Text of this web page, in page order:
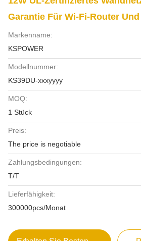
Garantie Für Wi-Fi-Router
Markenname:
KSPOWER
Modellnummer:
KS39DU-xxxyyyy
MOQ:
1 Stück
Preis:
The price is negotiable
Zahlungsbedingungen:
T/T
Lieferfähigkeit:
300000pcs/Monat